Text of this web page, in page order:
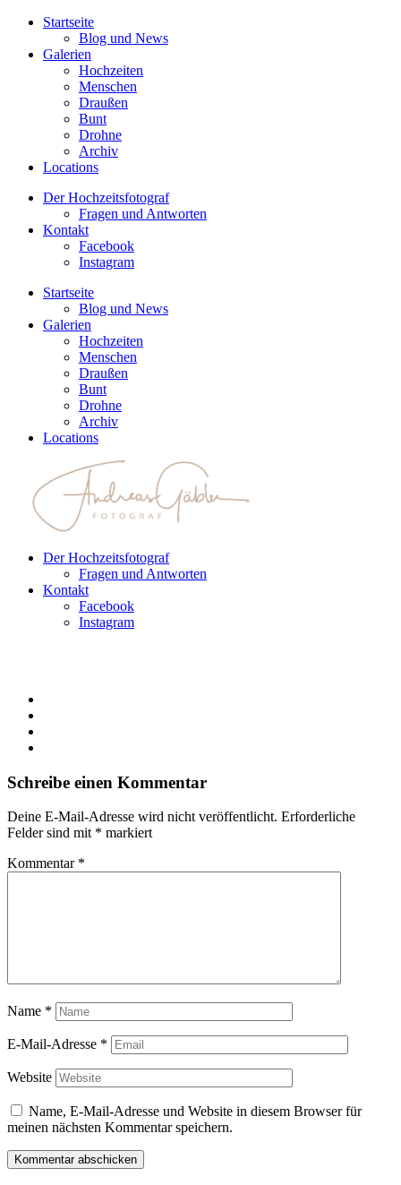
Startseite
Blog und News
Galerien
Hochzeiten
Menschen
Draußen
Bunt
Drohne
Archiv
Locations
Der Hochzeitsfotograf
Fragen und Antworten
Kontakt
Facebook
Instagram
Startseite
Blog und News
Galerien
Hochzeiten
Menschen
Draußen
Bunt
Drohne
Archiv
Locations
Der Hochzeitsfotograf
Fragen und Antworten
Kontakt
Facebook
Instagram
Schreibe einen Kommentar
Deine E-Mail-Adresse wird nicht veröffentlicht. Erforderliche
Felder sind mit * markiert
Kommentar *
Name *
E-Mail-Adresse *
Website
Name, E-Mail-Adresse und Website in diesem Browser für
meinen nächsten Kommentar speichern.